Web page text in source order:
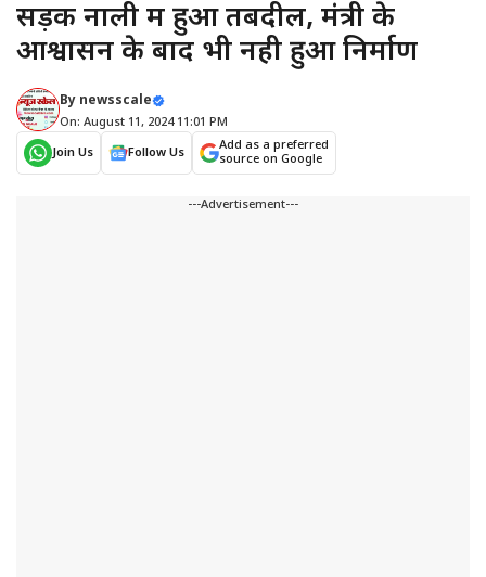
सड़क नाली में हुआ तबदील, मंत्री के
आश्वासन के बाद भी नही हुआ निर्माण
By newsscale
On: August 11, 2024 11:01 PM
Join Us
Follow Us
Add as a preferred
source on Google
---Advertisement---